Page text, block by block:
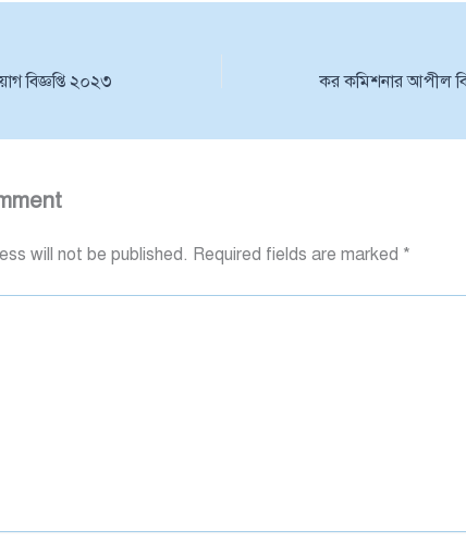
বিজ্ঞপ্তি ২০২৩
will not be published. Required fields are marked *